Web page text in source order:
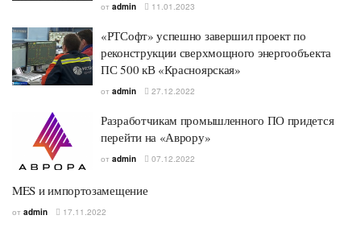
от admin 11.01.2023
«РТСофт» успешно завершил проект по
реконструкции сверхмощного энергообъекта
ПС 500 кВ «Красноярская»
от admin 27.12.2022
Разработчикам промышленного ПО придется
перейти на «Аврору»
от admin 07.12.2022
MES и импортозамещение
от admin 17.11.2022